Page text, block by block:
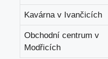
Kavárna v Ivančicích
Obchodní centrum v
Modřicích